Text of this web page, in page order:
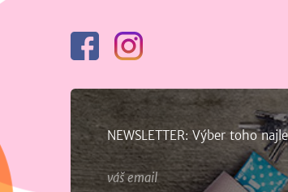
Facebook
NEWSLETTER: Výber toho